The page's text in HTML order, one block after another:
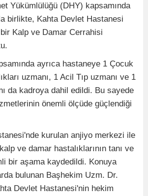
Yükümlülüğü (DHY) kapsamında
birlikte, Kahta Devlet Hastanesi
Kalp ve Damar Cerrahisi
ayrıca hastaneye 1 Çocuk
uzmanı, 1 Acil Tıp uzmanı ve 1
da kadroya dahil edildi. Bu sayede
önemli ölçüde güçlendiği
kurulan anjiyo merkezi ile
ve damar hastalıklarının tanı ve
bir aşama kaydedildi. Konuya
bulunan Başhekim Uzm. Dr.
Devlet Hastanesi'nin hekim